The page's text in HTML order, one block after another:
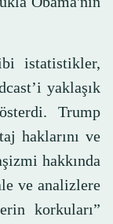
istatistikler,
yaklaşık
Trump
haklarını ve
hakkında
ve analizlere
korkuları”